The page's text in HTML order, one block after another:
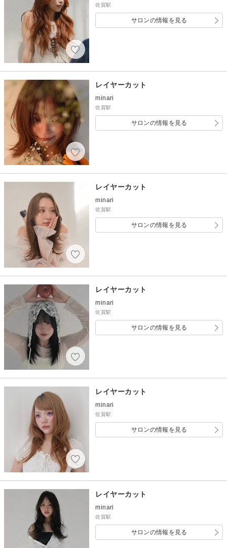
佐賀駅
サロンの情報を見る
レイヤーカット
minari
佐賀駅
サロンの情報を見る
レイヤーカット
minari
佐賀駅
サロンの情報を見る
レイヤーカット
minari
佐賀駅
サロンの情報を見る
レイヤーカット
minari
佐賀駅
サロンの情報を見る
レイヤーカット
minari
佐賀駅
サロンの情報を見る